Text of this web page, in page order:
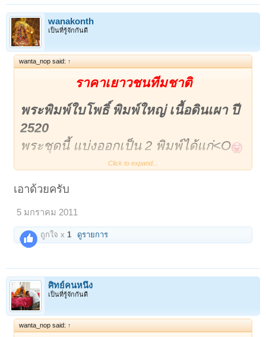
wanakonth
เป็นที่รู้จักกันดี
wanta_nop said: ↑
ราคาเยาวชนทีมชาติ
พระพิมพ์ใบโพธิ์ พิมพ์ใหญ่ เนื้อดินเผา ปี
2520
พระชุดนี้ แบ่งออกเป็น 2 พิมพ์ได้แก่<O
พิมพ์ใบโพธิ์เล็กและใบโพธิ์ใหญ่ มีอยู่ 2
เดี๋ยวนี้ไม่ค่อยมีให้เห็นแล้วครับ เพราะว่า
ศิษย์สายตรงของหลวงปู่ดู่ต่างก็รู้ดีว่า<O
</O
เพราะชุดนี้หลวงปู่ปลุกเสกแน่นอน และ
ราคาบูชาไม่แพงพุทธคุณไม่ต่างอะไรกับ
หลายๆองค์ของหลวงปู่ดู่เปิดให้บูชา 350
Click to expand...
เอาด้วยครับ
5 มกราคม 2011
ถูกใจ x 1 ดูรายการ
ศิทย์คนหนึ่ง
เป็นที่รู้จักกันดี
wanta_nop said: ↑
< ย้อนกลับ 2 3 4